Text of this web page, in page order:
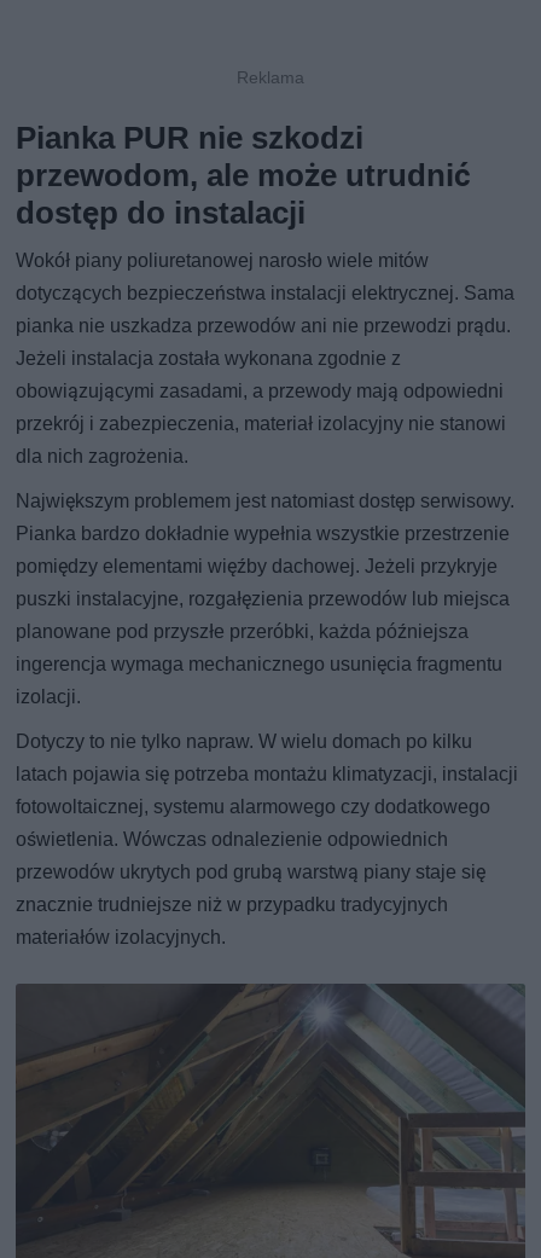
Pianka PUR nie szkodzi
przewodom, ale może utrudnić
dostęp do instalacji
Wokół piany poliuretanowej narosło wiele mitów
dotyczących bezpieczeństwa instalacji elektrycznej. Sama
pianka nie uszkadza przewodów ani nie przewodzi prądu.
Jeżeli instalacja została wykonana zgodnie z
obowiązującymi zasadami, a przewody mają odpowiedni
przekrój i zabezpieczenia, materiał izolacyjny nie stanowi
dla nich zagrożenia.
Największym problemem jest natomiast dostęp serwisowy.
Pianka bardzo dokładnie wypełnia wszystkie przestrzenie
pomiędzy elementami więźby dachowej. Jeżeli przykryje
puszki instalacyjne, rozgałęzienia przewodów lub miejsca
planowane pod przyszłe przeróbki, każda późniejsza
ingerencja wymaga mechanicznego usunięcia fragmentu
izolacji.
Dotyczy to nie tylko napraw. W wielu domach po kilku
latach pojawia się potrzeba montażu klimatyzacji, instalacji
fotowoltaicznej, systemu alarmowego czy dodatkowego
oświetlenia. Wówczas odnalezienie odpowiednich
przewodów ukrytych pod grubą warstwą piany staje się
znacznie trudniejsze niż w przypadku tradycyjnych
materiałów izolacyjnych.